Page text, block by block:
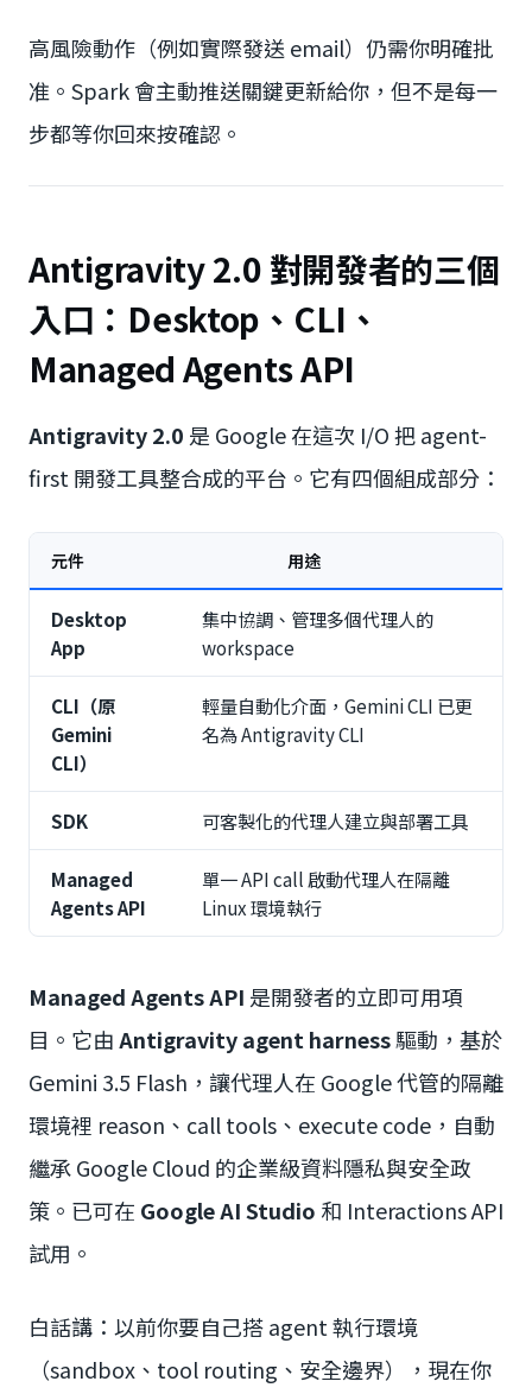
高風險動作（例如實際發送 email）仍需你明確批
准。Spark 會主動推送關鍵更新給你，但不是每一
步都等你回來按確認。
Antigravity 2.0 對開發者的三個
入口：Desktop、CLI、
Managed Agents API
Antigravity 2.0 是 Google 在這次 I/O 把 agent-
first 開發工具整合成的平台。它有四個組成部分：
元件 用途
Desktop
App
集中協調、管理多個代理人的
workspace
CLI（原
Gemini
CLI）
輕量自動化介面，Gemini CLI 已更
名為 Antigravity CLI
SDK 可客製化的代理人建立與部署工具
Managed
Agents API
單一 API call 啟動代理人在隔離
Linux 環境執行
Managed Agents API 是開發者的立即可用項
目。它由Antigravity agent harness驅動，基於
Gemini 3.5 Flash，讓代理人在 Google 代管的隔離
環境裡 reason、call tools、execute code，自動
繼承 Google Cloud 的企業級資料隱私與安全政
策。已可在 Google AI Studio 和 Interactions API
試用。
白話講：以前你要自己搭 agent 執行環境
（sandbox、tool routing、安全邊界），現在你